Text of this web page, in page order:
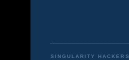
SINGULARITY HACKERS